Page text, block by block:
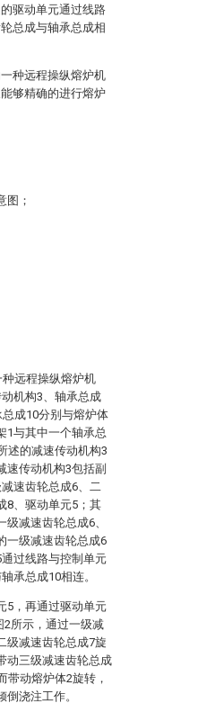
驱动单元通过线路
总成与轴承总成相
种远程操纵熔炉机
够精确的进行熔炉
图；
远程操纵熔炉机
机构3、轴承总成
成10分别与熔炉体
1与其中一个轴承总
述的减速传动机构3
速传动机构3包括副
速齿轮总成6、二
8、驱动单元5；其
减速齿轮总成6、
一级减速齿轮总成6
过线路与控制单元
承总成10相连。
5，再通过驱动单元
2所示，通过一级减
级减速齿轮总成7旋
动三级减速齿轮总成
带动熔炉体2旋转，
浇注工作。